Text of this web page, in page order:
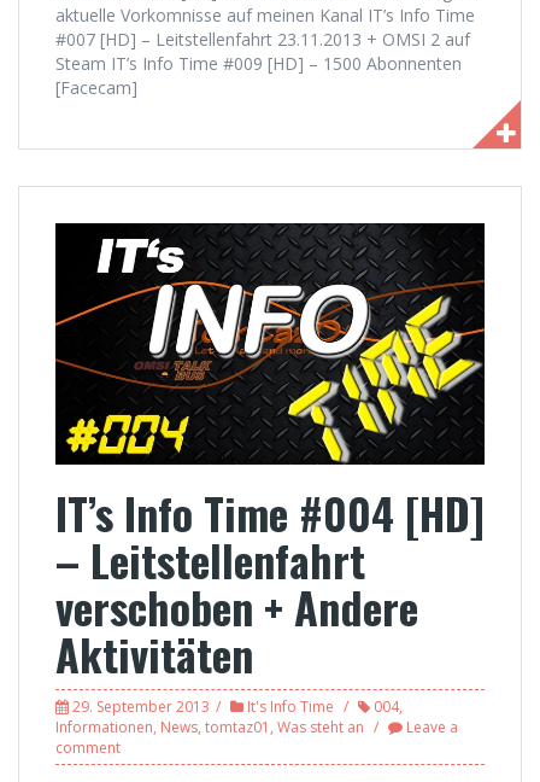
aktuelle Vorkomnisse auf meinen Kanal IT’s Info Time
#007 [HD] – Leitstellenfahrt 23.11.2013 + OMSI 2 auf
Steam IT’s Info Time #009 [HD] – 1500 Abonnenten
[Facecam]
IT’s Info Time #004 [HD]
– Leitstellenfahrt
verschoben + Andere
Aktivitäten
29. September 2013 It's Info Time 004,
Informationen, News, tomtaz01 , Was steht an
Leave a
comment